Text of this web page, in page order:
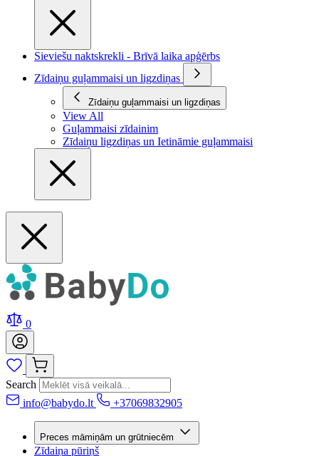
Sieviešu naktskrekli - Brīvā laika apģērbs
Zīdaiņu guļammaisi un ligzdiņas
Zīdaiņu guļammaisi un ligzdiņas
View All
Guļammaisi zīdainim
Zīdaiņu ligzdiņas un Ietināmie guļammaisi
0
Search
info@babydo.lt
+37069832905
Preces māmiņām un grūtniecēm
Zīdaiņa pūriņš